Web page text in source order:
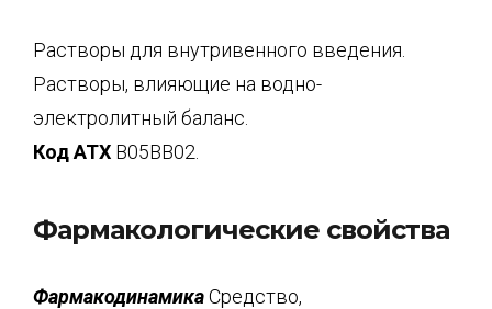
Растворы для внутривенного введения.
Растворы, влияющие на водно-
электролитный баланс.
Код АТХ B05BB02.
Фармакологические свойства
ФармакодинамикаСредство,